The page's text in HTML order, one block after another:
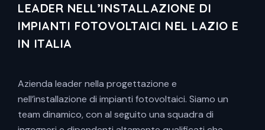
LEADER NELL’INSTALLAZIONE DI
IMPIANTI FOTOVOLTAICI NEL LAZIO E
IN ITALIA
Azienda leader nella progettazione e
nell’installazione di impianti fotovoltaici. Siamo un
team dinamico, con al seguito una squadra di